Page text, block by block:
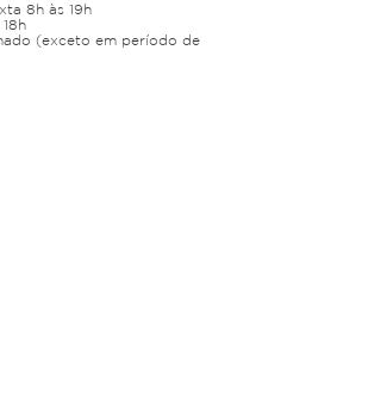
8h às 19h
(exceto em período de